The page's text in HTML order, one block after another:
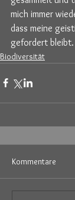
mich immer
dass meine
gefordert bleibt.
Biodiversität
Kommentare